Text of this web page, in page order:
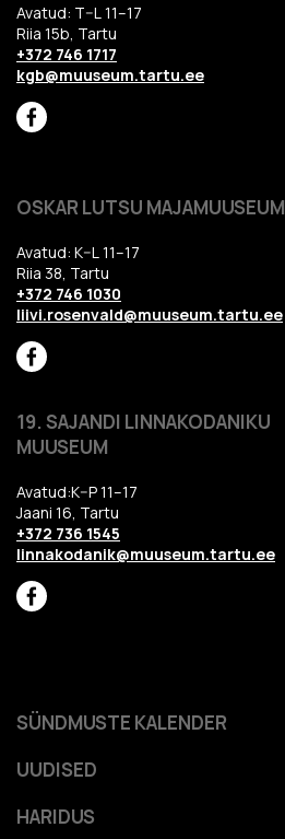
Avatud: T–L 11–17
Riia 15b, Tartu
+372 746 1717
kgb@muuseum.tartu.ee
OSKAR LUTSU MAJAMUUSEUM
Avatud: K–L 11–17
Riia 38, Tartu
+372 746 1030
liivi.rosenvald@muuseum.tartu.ee
19. SAJANDI LINNAKODANIKU
MUUSEUM
Avatud:K–P 11–17
Jaani 16, Tartu
+372 736 1545
linnakodanik@muuseum.tartu.ee
HARIDUS
SÜNDMUSTE KALENDER
UUDISED